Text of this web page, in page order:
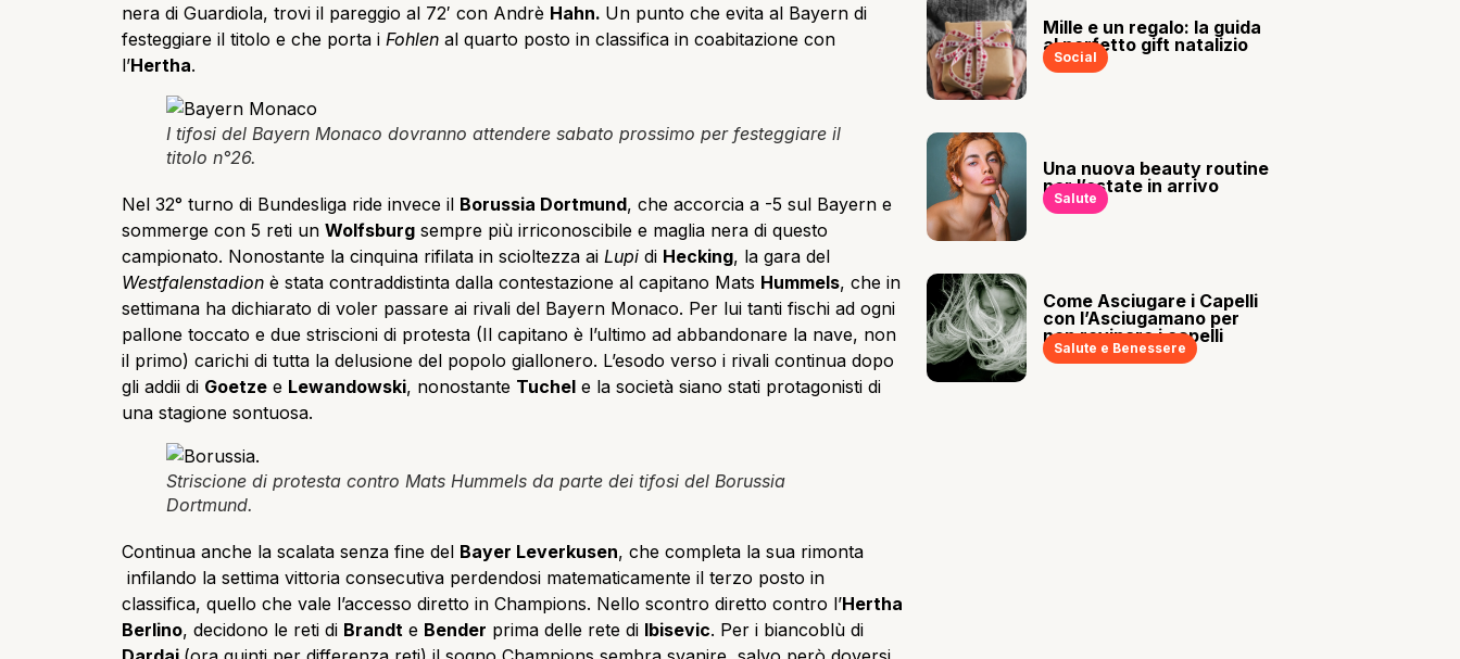
nera di Guardiola, trovi il pareggio al 72′ con Andrè Hahn. Un punto che evita al Bayern di
festeggiare il titolo e che porta i Fohlen al quarto posto in classifica in coabitazione con
l’Hertha.
I tifosi del Bayern Monaco dovranno attendere sabato prossimo per festeggiare il
titolo n°26.
Nel 32° turno di Bundesliga ride invece il Borussia Dortmund, che accorcia a -5 sul Bayern e
sommerge con 5 reti un Wolfsburg sempre più irriconoscibile e maglia nera di questo
campionato. Nonostante la cinquina rifilata in scioltezza ai Lupi di Hecking, la gara del
Westfalenstadion è stata contraddistinta dalla contestazione al capitano Mats Hummels, che in
settimana ha dichiarato di voler passare ai rivali del Bayern Monaco. Per lui tanti fischi ad ogni
pallone toccato e due striscioni di protesta (Il capitano è l’ultimo ad abbandonare la nave, non
il primo) carichi di tutta la delusione del popolo giallonero. L’esodo verso i rivali continua dopo
gli addii di Goetze e Lewandowski, nonostante Tuchel e la società siano stati protagonisti di
una stagione sontuosa.
Striscione di protesta contro Mats Hummels da parte dei tifosi del Borussia
Dortmund.
Continua anche la scalata senza fine del Bayer Leverkusen, che completa la sua rimonta
infilando la settima vittoria consecutiva perdendosi matematicamente il terzo posto in
classifica, quello che vale l’accesso diretto in Champions. Nello scontro diretto contro l’Hertha
Berlino, decidono le reti di Brandt e Bender prima delle rete di Ibisevic. Per i biancoblù di
Mille e un regalo: la guida
al perfetto gift natalizio
Social
Una nuova beauty routine
per l’estate in arrivo
Salute
Come Asciugare i Capelli
con l’Asciugamano per
non rovinare i capelli
Salute e Benessere